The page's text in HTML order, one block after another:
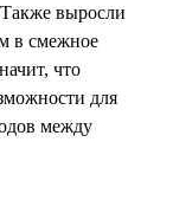
выросли
в смежное
что
для
между